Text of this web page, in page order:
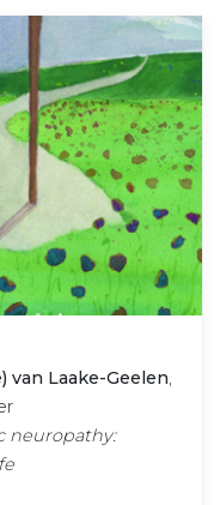
van Laake-Geelen,
neuropathy: